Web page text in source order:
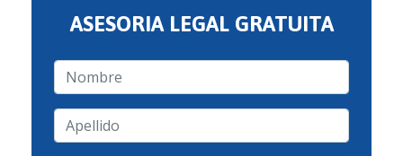
ASESORIA LEGAL GRATUITA
Nombre
Apellido